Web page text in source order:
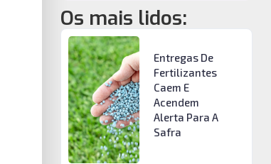
Os mais lidos:
Entregas De
Fertilizantes
Caem E
Acendem
Alerta Para A
Safra